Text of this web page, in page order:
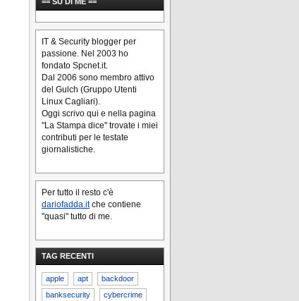
IT & Security blogger per
passione. Nel 2003 ho
fondato Spcnet.it.
Dal 2006 sono membro attivo
del Gulch (Gruppo Utenti
Linux Cagliari).
Oggi scrivo qui e nella pagina
"La Stampa dice" trovate i miei
contributi per le testate
giornalistiche.
Per tutto il resto c'è
dariofadda.itche contiene
"quasi" tutto di me.
TAG RECENTI
apple apt
backdoor
banksecurity
cybercrime